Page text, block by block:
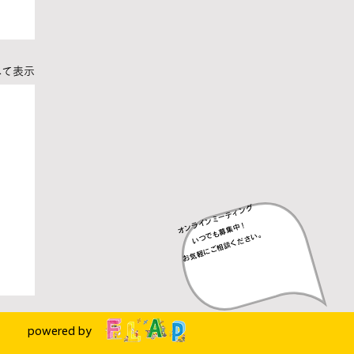
表示
オンラインミーティング
​いつでも募集中！
​お気軽にご相談ください。
powered by